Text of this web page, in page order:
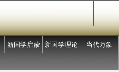
新国学启蒙 新国学理论 当代万象